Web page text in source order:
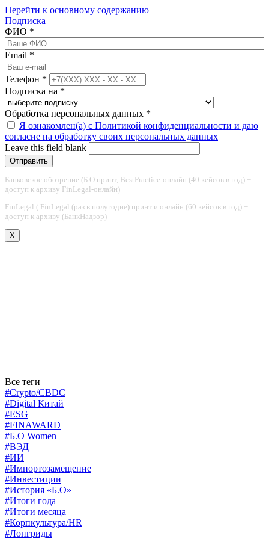
Перейти к основному содержанию
Подписка
ФИО *
Email *
Телефон *
Подписка на *
Обработка персональных данных *
Я ознакомлен(а) с Политикой конфиденциальности и даю
согласие на обработку своих персональных данных
Leave this field blank
Банковское обозрение (Б.О принт, BestPractice-онлайн (40 кейсов в год) +
доступ к архиву FinLegal-онлайн)
FinLegal ( FinLegal (раз в полугодие) принт и онлайн (60 кейсов в год) +
доступ к архиву (БанкНадзор)
X
Все теги
#Crypto/CBDC
#Digital Китай
#ESG
#FINAWARD
#Б.О Women
#ВЭД
#ИИ
#Импортозамещение
#Инвестиции
#История «Б.О»
#Итоги года
#Итоги месяца
#Корпкультура/HR
#Лонгриды